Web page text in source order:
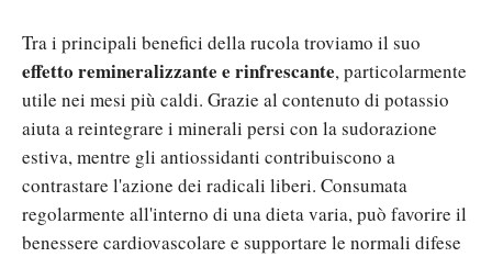
Tra i principali benefici della rucola troviamo il suo
effetto remineralizzante e rinfrescante, particolarmente
utile nei mesi più caldi. Grazie al contenuto di potassio
aiuta a reintegrare i minerali persi con la sudorazione
estiva, mentre gli antiossidanti contribuiscono a
contrastare l'azione dei radicali liberi. Consumata
regolarmente all'interno di una dieta varia, può favorire il
benessere cardiovascolare e supportare le normali difese